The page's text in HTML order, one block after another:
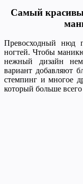
Самый
Превосходный нюд
ногтей. Чтобы
нежный дизайн
вариант добавляют
стемпинг и многое
который больше